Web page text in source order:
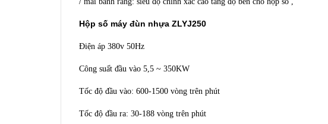
Hộp số máy đùn nhựa ZLYJ250
Điện áp 380v 50Hz
Công suất đầu vào 5,5 ~ 350KW
Tốc độ đầu vào: 600-1500 vòng trên phút
Tốc độ đầu ra: 30-188 vòng trên phút